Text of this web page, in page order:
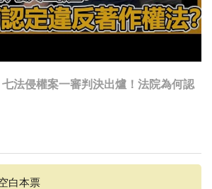
七法侵權案一審判決出爐！法院為何認
白本票